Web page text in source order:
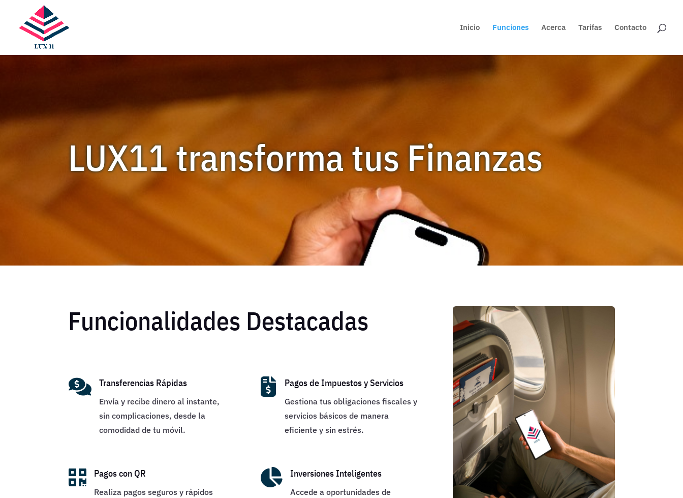
Inicio Funciones Acerca Tarifas Contacto
LUX11 transforma tus Finanzas
Funcionalidades Destacadas
 Transferencias Rápidas
Envía y recibe dinero al instante,
sin complicaciones, desde la
comodidad de tu móvil.
 Pagos de Impuestos y Servicios
Gestiona tus obligaciones fiscales y
servicios básicos de manera
eficiente y sin estrés.
 Pagos con QR
Realiza pagos seguros y rápidos
 Inversiones Inteligentes
Accede a oportunidades de